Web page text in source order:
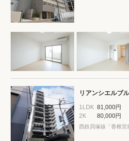
閲覧履歴
保存した検索条件
店舗・スタッフ紹介
希望条件を伝えてプロに探してもら
来店予約
各種お問い合わせ
リアンシエルブ
1LDK 81,000円
2K
80,000円
西鉄貝塚線「香椎宮